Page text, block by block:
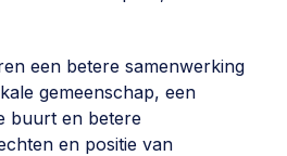
lokale democratie >
politiek
maatschappelijke impact >
een betere samenwerking
gemeenschap, een
buurt en betere
en positie van